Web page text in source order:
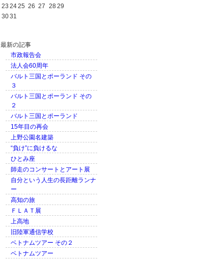
23 2425 26 27 2829
3031
最新の記事
市政報告会
法人会60周年
バルト三国とポーランド その
３
バルト三国とポーランド その
２
バルト三国とポーランド
15年目の再会
上野公園名建築
“負け”に負けるな
ひとみ座
師走のコンサートとアート展
自分という人生の長距離ランナ
ー
高知の旅
ＦＬＡＴ展
上高地
旧陸軍通信学校
ベトナムツアー その２
ベトナムツアー